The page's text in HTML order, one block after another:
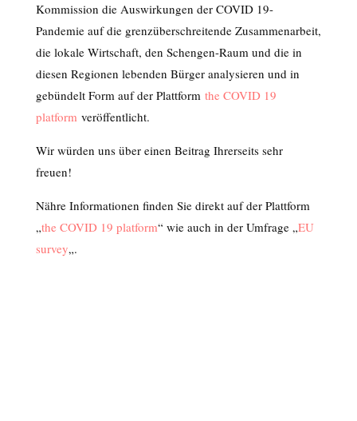
Kommission die Auswirkungen der COVID 19-
Pandemie auf die grenzüberschreitende Zusammenarbeit,
die lokale Wirtschaft, den Schengen-Raum und die in
diesen Regionen lebenden Bürger analysieren und in
gebündelt Form auf der Plattform the COVID 19
platform veröffentlicht.
Wir würden uns über einen Beitrag Ihrerseits sehr
freuen!
Nähre Informationen finden Sie direkt auf der Plattform
„the COVID 19 platform“ wie auch in der Umfrage „EU
survey„.